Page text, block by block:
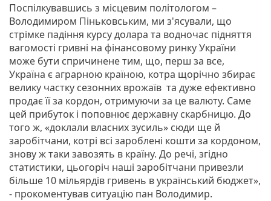
Поспілкувавшись з місцевим політологом –
Володимиром Піньковським, ми з'ясували, що
стрімке падіння курсу долара та водночас підняття
вагомості гривні на фінансовому ринку України
може бути спричинене тим, що, перш за все,
Україна є аграрною країною, котра щорічно збирає
велику частку сезонних врожаїв та дуже ефективно
продає її за кордон, отримуючи за це валюту. Саме
цей прибуток і поповнює державну скарбницю. До
того ж, «доклали власних зусиль» сюди ще й
заробітчани, котрі всі зароблені кошти за кордоном,
знову ж таки завозять в країну. До речі, згідно
статистики, цьогоріч наші заробітчани привезли
більше 10 мільярдів гривень в український бюджет»,
- прокоментував ситуацію пан Володимир.